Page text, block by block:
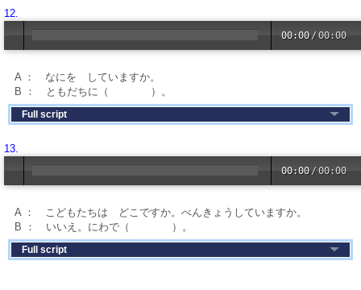
12.
00:00 /00:00
A ： なにを していますか。
B ： ともだちに（ ）。
Full script
13.
00:00 /00:00
A ： こどもたちは どこですか。べんきょうしていますか。
B ： いいえ。にわで（ ）。
Full script